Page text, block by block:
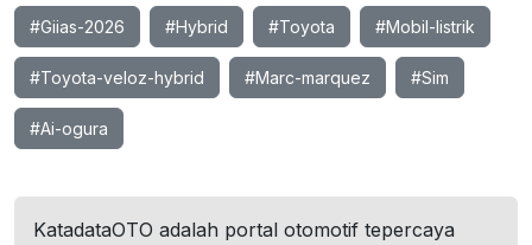
#Giias-2026 #Hybrid #Toyota #Mobil-listrik
#Toyota-veloz-hybrid #Marc-marquez #Sim
#Ai-ogura
KatadataOTO adalah portal otomotif tepercaya